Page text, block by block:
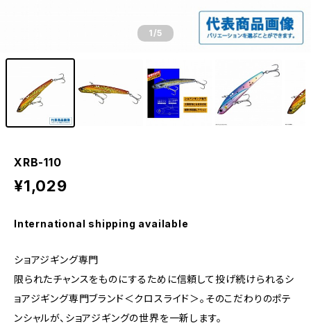
1/5
XRB-110
¥1,029
International shipping available
ショアジギング専門
限られたチャンスをものにするために信頼して投げ続けられるシ
ョアジギング専門ブランド＜クロスライド＞。そのこだわりのポテ
ンシャルが、ショアジギングの世界を一新します。